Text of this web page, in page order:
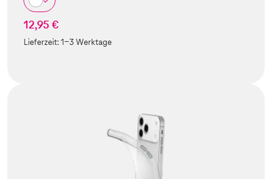
12,95 €
Lieferzeit:1-3 Werktage